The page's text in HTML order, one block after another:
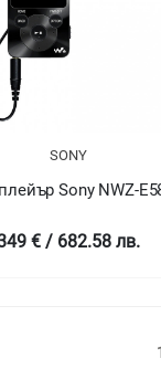
SONY
Sony NWZ-
€ / 682.58 лв.